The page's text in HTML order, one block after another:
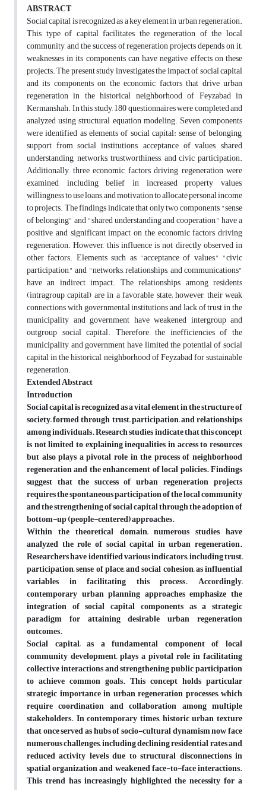
ABSTRACT
Social capital is recognized as a key element in urban regeneration.
This type of capital facilitates the regeneration of the local
community, and the success of regeneration projects depends on it;
weaknesses in its components can have negative effects on these
projects. The present study investigates the impact of social capital
and its components on the economic factors that drive urban
regeneration in the historical neighborhood of Feyzabad in
Kermanshah. In this study, 180 questionnaires were completed and
analyzed using structural equation modeling. Seven components
were identified as elements of social capital: sense of belonging,
support from social institutions, acceptance of values, shared
understanding, networks, trustworthiness, and civic participation.
Additionally, three economic factors driving regeneration were
examined, including belief in increased property values,
willingness to use loans, and motivation to allocate personal income
to projects. The findings indicate that only two components, "sense
of belonging" and "shared understanding and cooperation," have a
positive and significant impact on the economic factors driving
regeneration. However, this influence is not directly observed in
other factors. Elements such as "acceptance of values," "civic
participation," and "networks, relationships, and communications"
have an indirect impact. The relationships among residents
(intragroup capital) are in a favorable state; however, their weak
connections with governmental institutions and lack of trust in the
municipality and government have weakened intergroup and
outgroup social capital. Therefore, the inefficiencies of the
municipality and government have limited the potential of social
capital in the historical neighborhood of Feyzabad for sustainable
regeneration.
Extended Abstract
Introduction
Social capital is recognized as a vital element in the structure of
society, formed through trust, participation, and relationships
among individuals. Research studies indicate that this concept
is not limited to explaining inequalities in access to resources
but also plays a pivotal role in the process of neighborhood
regeneration and the enhancement of local policies. Findings
suggest that the success of urban regeneration projects
requires the spontaneous participation of the local community
and the strengthening of social capital through the adoption of
bottom-up (people-centered) approaches.
Within the theoretical domain, numerous studies have
analyzed the role of social capital in urban regeneration.
Researchers have identified various indicators, including trust,
participation, sense of place, and social cohesion, as influential
variables in facilitating this process. Accordingly,
contemporary urban planning approaches emphasize the
integration of social capital components as a strategic
paradigm for attaining desirable urban regeneration
outcomes.
Social capital, as a fundamental component of local
community development, plays a pivotal role in facilitating
collective interactions and strengthening public participation
to achieve common goals. This concept holds particular
strategic importance in urban regeneration processes, which
require coordination and collaboration among multiple
stakeholders. In contemporary times, historic urban texture
that once served as hubs of socio-cultural dynamism now face
numerous challenges, including declining residential rates and
reduced activity levels due to structural disconnections in
spatial organization and weakened face-to-face interactions.
This trend has increasingly highlighted the necessity for a